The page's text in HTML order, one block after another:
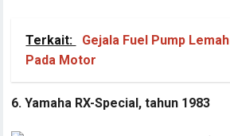
Terkait:
Gejala Fuel Pump Lemah
Pada Motor
6. Yamaha RX-Special, tahun 1983